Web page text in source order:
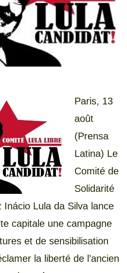
Paris, 13
août
(Prensa
Latina) Le
Comité de
Solidarité
Lula da Silva lance
capitale une campagne
et de sensibilisation
la liberté de l’ancien